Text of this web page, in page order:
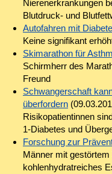
Nierenerkrankungen
Blutdruck- und
Autofahren mit
Keine signifikant
Skimarathon für
Schirmherr des
Freund
Schwangerschaft
überfordern
Risikopatientinnen
1-Diabetes und
Forschung zur
Männer mit
kohlenhydratreiches